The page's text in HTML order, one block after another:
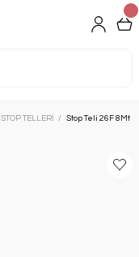
STOP TELLERİ Stop Teli 26F 8Mt